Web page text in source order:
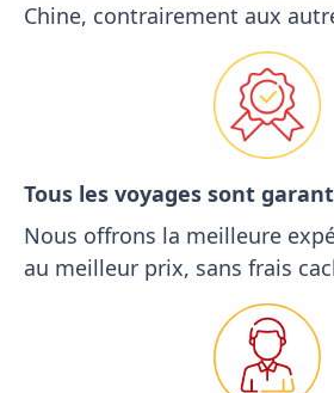
Chine, contrairement aux
Tous les voyages sont
Nous offrons la meilleure
au meilleur prix, sans frais